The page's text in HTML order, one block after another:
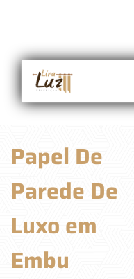
Papel De
Parede De
Luxo em
Embu